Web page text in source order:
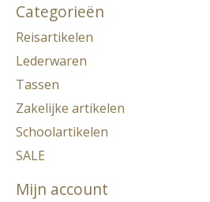
Categorieën
Reisartikelen
Lederwaren
Tassen
Zakelijke artikelen
Schoolartikelen
SALE
Mijn account